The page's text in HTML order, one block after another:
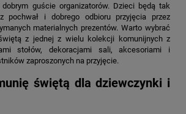
guście organizatorów. Dzieci będą tak
pochwał i dobrego odbioru przyjęcia przez
materialnych prezentów. Warto wybrać
z jednej z wielu kolekcji komunijnych z
stołów, dekoracjami sali, akcesoriami i
zaproszonych na przyjęcie.
świętą dla dziewczynki i